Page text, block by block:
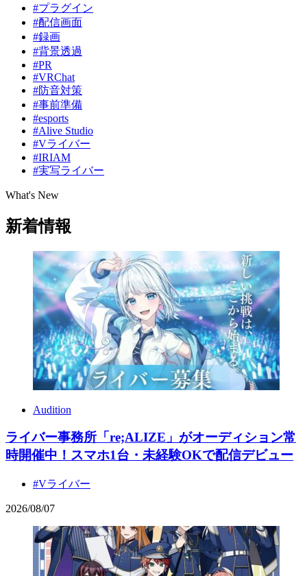
#プラグイン
#配信画面
#録画
#背景透過
#PR
#VRChat
#防音対策
#事前準備
#esports
#Alive Studio
#Vライバー
#IRIAM
#実写ライバー
What's New
新着情報
Audition
ライバー事務所「re;ALIZE」がオーディション常
時開催中！スマホ1台・未経験OKで配信デビュー
#Vライバー
2026/08/07